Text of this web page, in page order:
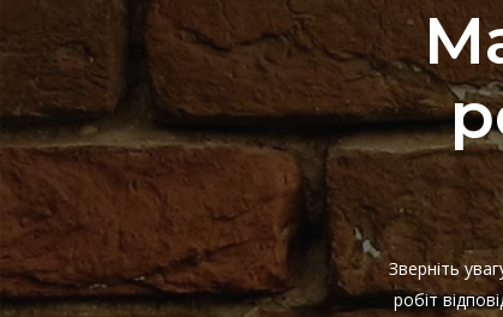
Зверніть
робіт